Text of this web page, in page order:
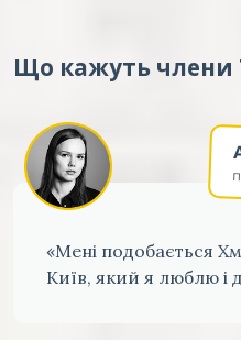
Що кажуть члени
«Мені подобається
Київ, який я люблю і